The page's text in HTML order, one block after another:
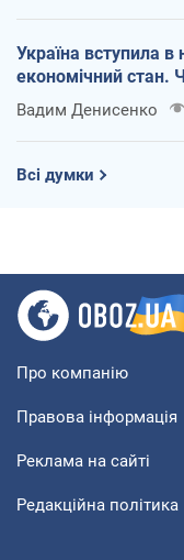
Україна вступила
економічний стан.
Вадим Денисенко
Всі думки
Про компанію
Правова інформація
Реклама на сайті
Редакційна політика